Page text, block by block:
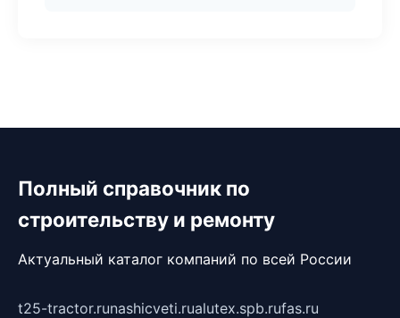
Полный справочник по
строительству и ремонту
Актуальный каталог компаний по всей России
t25-tractor.runashicveti.rualutex.spb.rufas.ru